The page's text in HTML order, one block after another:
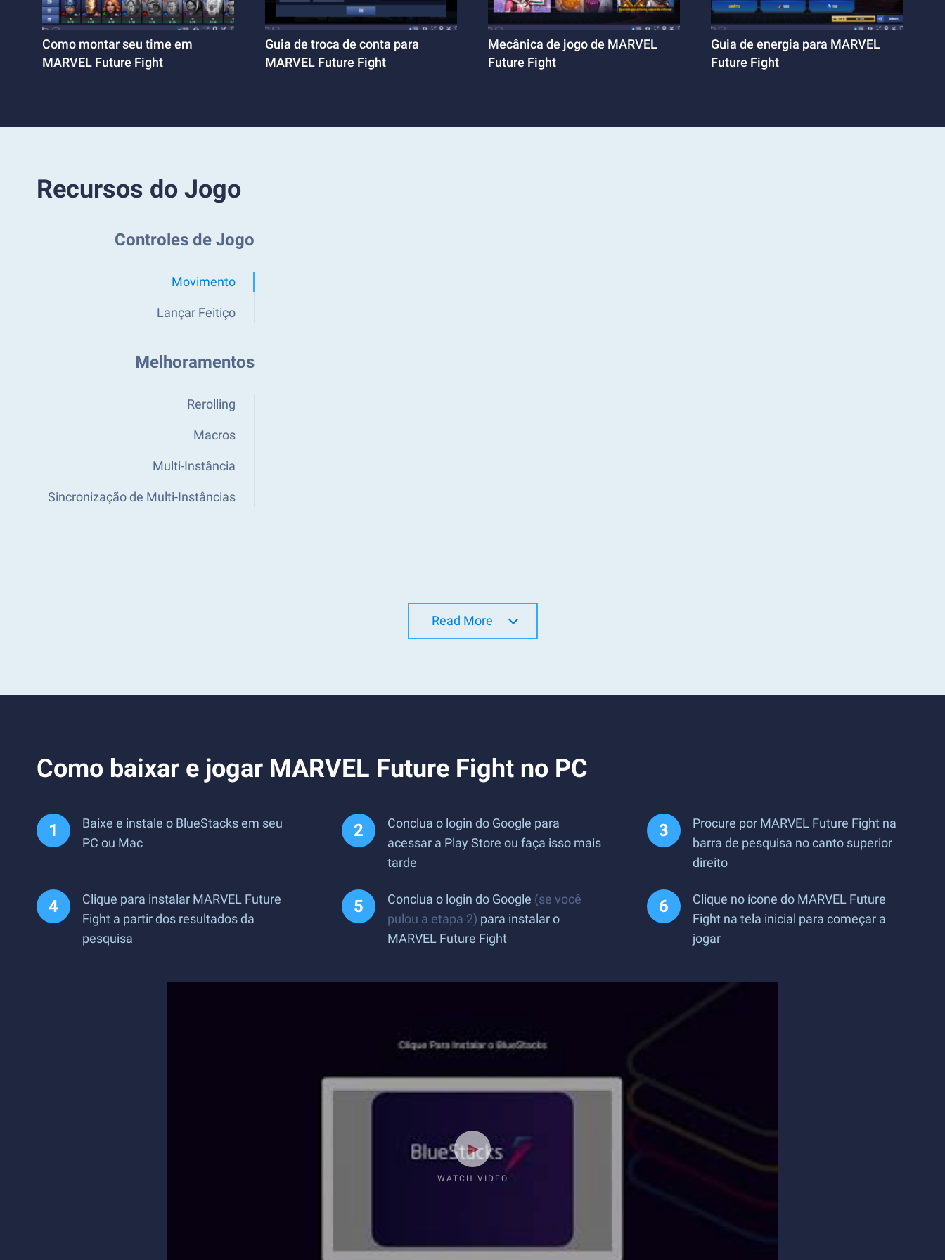
Como montar seu time em
MARVEL Future Fight
Guia de troca de conta para
MARVEL Future Fight
Mecânica de jogo de MARVEL
Future Fight
Guia de energia para MARVEL
Future Fight
Recursos do Jogo
Controles de Jogo
Movimento
Lançar Feitiço
Melhoramentos
Rerolling
Macros
Multi-Instância
Sincronização de Multi-Instâncias
Read More
Como baixar e jogar MARVEL Future Fight no PC
Baixe e instale o BlueStacks em seu
PC ou Mac
Conclua o login do Google para
acessar a Play Store ou faça isso mais
tarde
Procure por MARVEL Future Fight na
barra de pesquisa no canto superior
direito
Clique para instalar MARVEL Future
Fight a partir dos resultados da
pesquisa
Conclua o login do Google (se você
pulou a etapa 2) para instalar o
MARVEL Future Fight
Clique no ícone do MARVEL Future
Fight na tela inicial para começar a
jogar
WATCH VIDEO